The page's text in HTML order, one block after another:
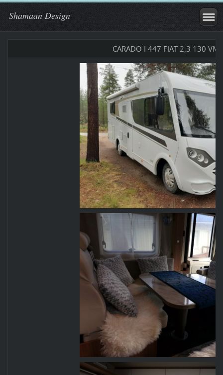
Shamaan Design
CARADO I 447 FIAT 2,3 130